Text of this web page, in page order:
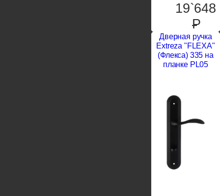
19`648
P
Дверная ручка
Extreza "FLEXA"
(Флекса) 335 на
планке PL05